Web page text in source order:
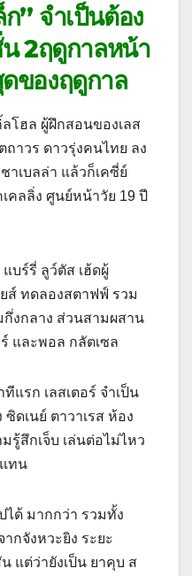
” จำเป็นต้อง
2ฤดูกาลหน้า
ของฤดูกาล
โฮล ผู้ฝึกสอนของเลส
าวร ดาวรุ่งคนไทย ลง
าเบลล่า แล้วก็เคซี่ย์
เคลลิ่ง ศูนย์หน้าวัย 19 ปี
แบร์รี่ ลูว์ตัส เฮ้ดผู้
ส์ ทดลองสตาฟฟ์ รวม
งกลาง ส่วนสามผสาน
ร์ และพอล กลัตเซล
แรก เลสเตอร์ จำเป็น
ดเนย์ ตาวาเรส ห้อง
รู้สึกเจ็บ เล่นต่อไม่ไหว
แทน
ได้ มากกว่า รวมทั้ง
กจังหวะยิง ระยะ
แต่ว่ายังเป็น ยาคุบ ส